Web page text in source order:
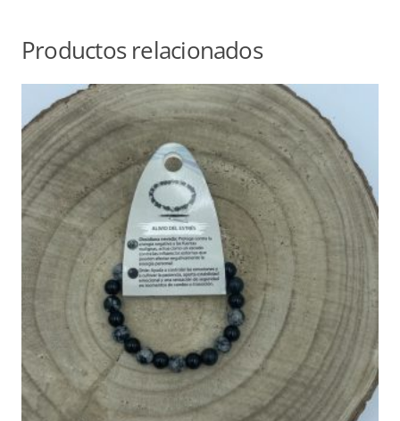
Productos relacionados